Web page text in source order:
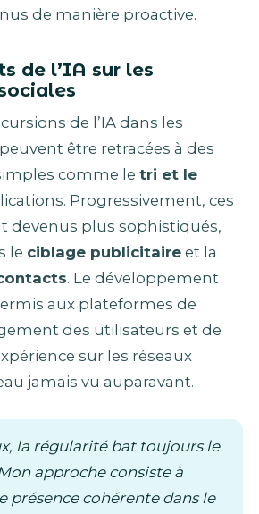
de manière proactive.
de l’IA sur les
de l’IA dans les
être retracées à des
comme le tri et le
Progressivement, ces
devenus plus sophistiqués,
le ciblage publicitaire et la
. Le développement
aux plateformes de
des utilisateurs et de
sur les réseaux
jamais vu auparavant.
la régularité bat toujours le
approche consiste à
présence cohérente dans le